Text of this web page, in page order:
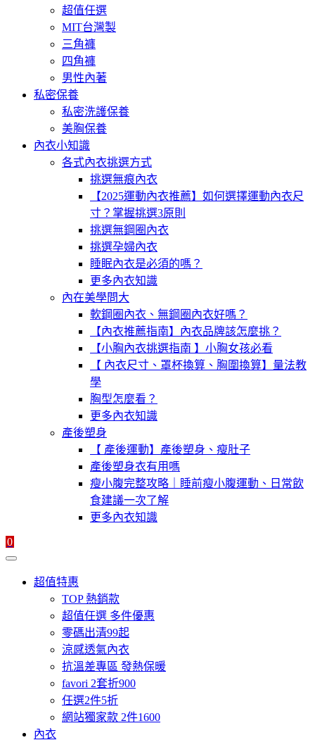
超值任選
MIT台灣製
三角褲
四角褲
男性內著
私密保養
私密洗護保養
美胸保養
內衣小知識
各式內衣挑選方式
挑選無痕內衣
【2025運動內衣推薦】如何選擇運動內衣尺
寸？掌握挑選3原則
挑選無鋼圈內衣
挑選孕婦內衣
睡眠內衣是必須的嗎？
更多內衣知識
內在美學問大
軟鋼圈內衣、無鋼圈內衣好嗎？
【內衣推薦指南】內衣品牌該怎麼挑？
【小胸內衣挑選指南 】小胸女孩必看
【 內衣尺寸、罩杯換算、胸圍換算】量法教
學
胸型怎麼看？
更多內衣知識
產後塑身
【 產後運動】產後塑身、瘦肚子
產後塑身衣有用嗎
瘦小腹完整攻略｜睡前瘦小腹運動、日常飲
食建議一次了解
更多內衣知識
0
超值特惠
TOP 熱銷款
超值任選 多件優惠
零碼出清99起
涼感透氣內衣
抗溫差專區 發熱保暖
favori 2套折900
任選2件5折
網站獨家款 2件1600
內衣